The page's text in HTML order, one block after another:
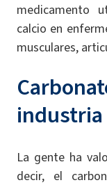
medicamento
calcio en
musculares,
industria
La gente ha
decir, el